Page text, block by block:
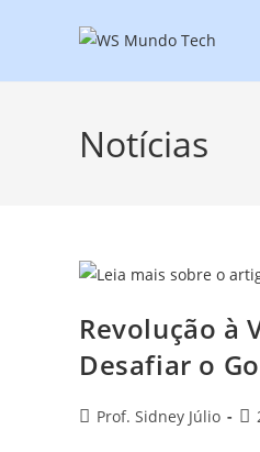
Notícias
Revolução à
Desafiar o
Prof. Sidney Júlio